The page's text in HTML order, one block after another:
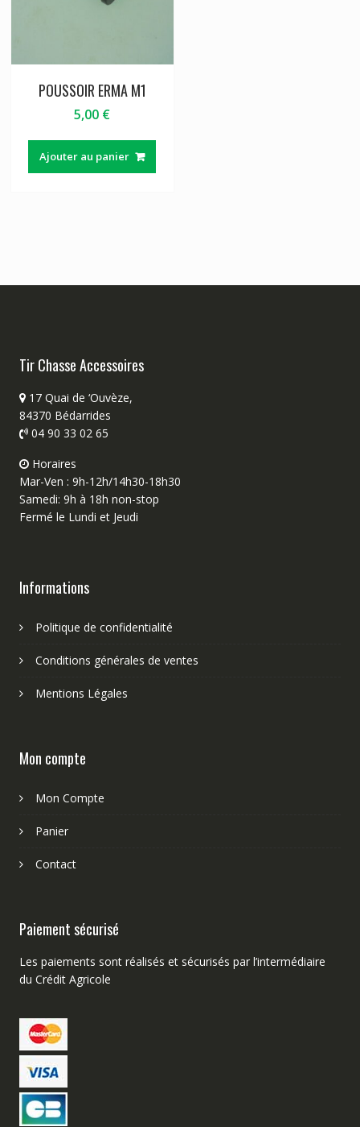
POUSSOIR ERMA M1
5,00 €
Ajouter au panier
Tir Chasse Accessoires
17 Quai de ‘Ouvèze,
84370 Bédarrides
04 90 33 02 65
Horaires
Mar-Ven : 9h-12h/14h30-18h30
Samedi: 9h à 18h non-stop
Fermé le Lundi et Jeudi
Informations
Politique de confidentialité
Conditions générales de ventes
Mentions Légales
Mon compte
Mon Compte
Panier
Contact
Paiement sécurisé
Les paiements sont réalisés et sécurisés par l’intermédiaire
du Crédit Agricole